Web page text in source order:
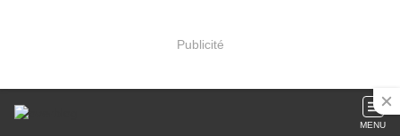
Publicité
MENU